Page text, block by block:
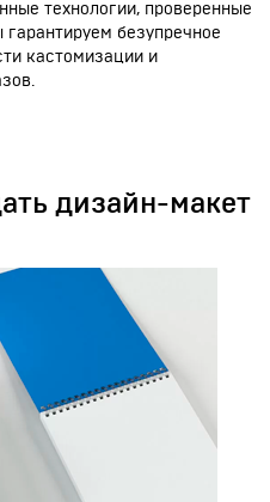
технологии, проверенные
безупречное
кастомизации и
дизайн-макет